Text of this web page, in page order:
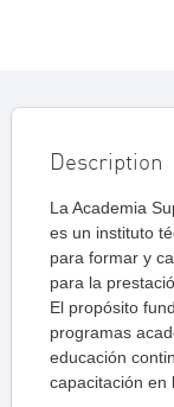
Description
La Academia
es un instituto
para formar y
para la
El propósito
programas
educación
capacitación en